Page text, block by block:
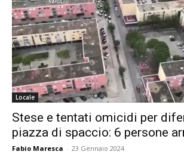
Locale
Stese e tentati omicidi per
piazza di spaccio: 6 persone
Fabio Maresca - 23 Gennaio 2024